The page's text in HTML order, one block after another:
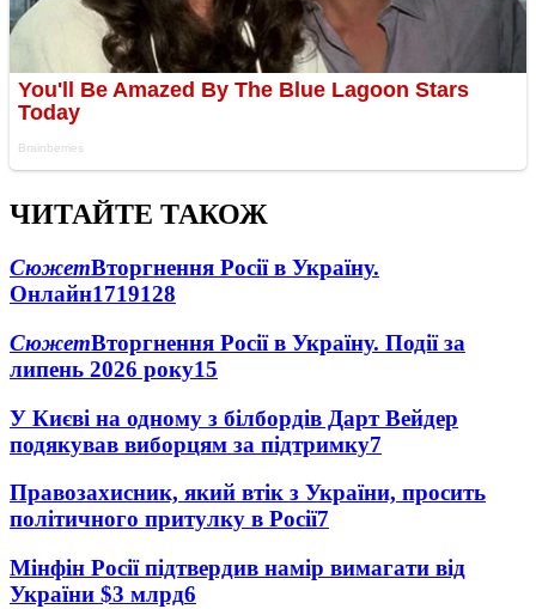
ЧИТАЙТЕ ТАКОЖ
СюжетВторгнення Росії в Україну.
Онлайн1719128
СюжетВторгнення Росії в Україну. Події за
липень 2026 року15
У Києві на одному з білбордів Дарт Вейдер
подякував виборцям за підтримку7
Правозахисник, який втік з України, просить
політичного притулку в Росії7
Мінфін Росії підтвердив намір вимагати від
України $3 млрд6